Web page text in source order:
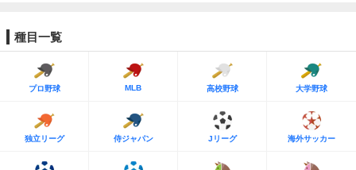
種目一覧
プロ野球 MLB 高校野球 大学野球
独立リーグ 侍ジャパン Jリーグ 海外サッカー